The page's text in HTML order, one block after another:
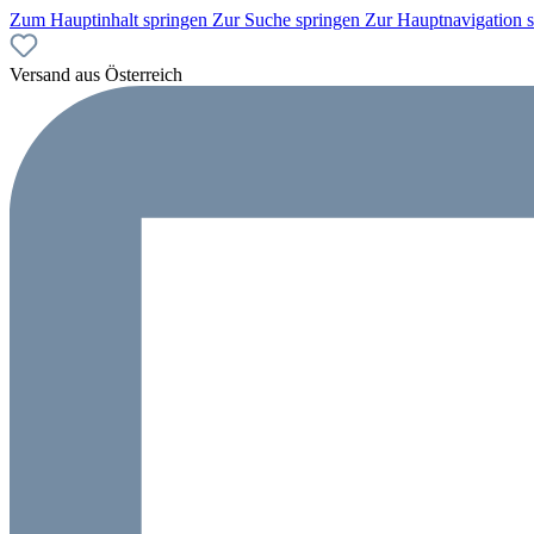
Zum Hauptinhalt springen Zur Suche springen Zur Hauptnavigation
Versand aus Österreich